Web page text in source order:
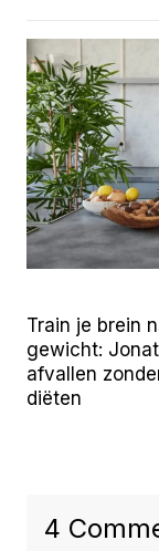
Train je brein
gewicht:
afvallen
diëten
4